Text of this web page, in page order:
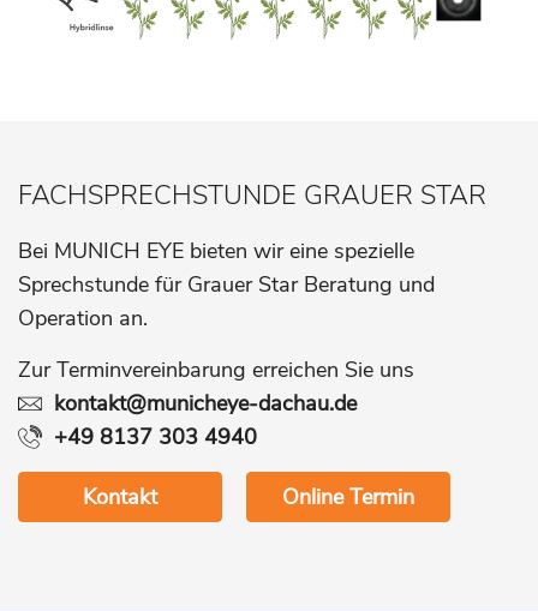
FACHSPRECHSTUNDE GRAUER STAR
Bei MUNICH EYE bieten wir eine spezielle
Sprechstunde für Grauer Star Beratung und
Operation an.
Zur Terminvereinbarung erreichen Sie uns
kontakt@municheye-dachau.de
+49 8137 303 4940
Kontakt Online Termin